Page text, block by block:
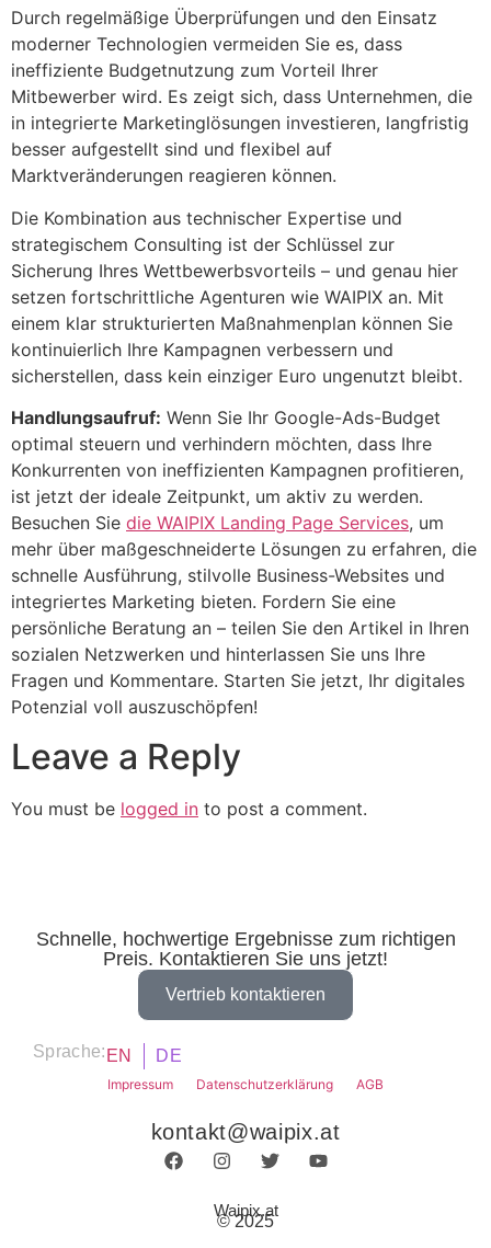
Durch regelmäßige Überprüfungen und den Einsatz
moderner Technologien vermeiden Sie es, dass
ineffiziente Budgetnutzung zum Vorteil Ihrer
Mitbewerber wird. Es zeigt sich, dass Unternehmen, die
in integrierte Marketinglösungen investieren, langfristig
besser aufgestellt sind und flexibel auf
Marktveränderungen reagieren können.
Die Kombination aus technischer Expertise und
strategischem Consulting ist der Schlüssel zur
Sicherung Ihres Wettbewerbsvorteils – und genau hier
setzen fortschrittliche Agenturen wie WAIPIX an. Mit
einem klar strukturierten Maßnahmenplan können Sie
kontinuierlich Ihre Kampagnen verbessern und
sicherstellen, dass kein einziger Euro ungenutzt bleibt.
Handlungsaufruf: Wenn Sie Ihr Google-Ads-Budget
optimal steuern und verhindern möchten, dass Ihre
Konkurrenten von ineffizienten Kampagnen profitieren,
ist jetzt der ideale Zeitpunkt, um aktiv zu werden.
Besuchen Sie die WAIPIX Landing Page Services, um
mehr über maßgeschneiderte Lösungen zu erfahren, die
schnelle Ausführung, stilvolle Business-Websites und
integriertes Marketing bieten. Fordern Sie eine
persönliche Beratung an – teilen Sie den Artikel in Ihren
sozialen Netzwerken und hinterlassen Sie uns Ihre
Fragen und Kommentare. Starten Sie jetzt, Ihr digitales
Potenzial voll auszuschöpfen!
Leave a Reply
You must be logged in to post a comment.
Schnelle, hochwertige Ergebnisse zum richtigen
Preis. Kontaktieren Sie uns jetzt!
Vertrieb kontaktieren
Sprache: EN DE
Impressum Datenschutzerklärung AGB
kontakt@waipix.at
Waipix.at
© 2025